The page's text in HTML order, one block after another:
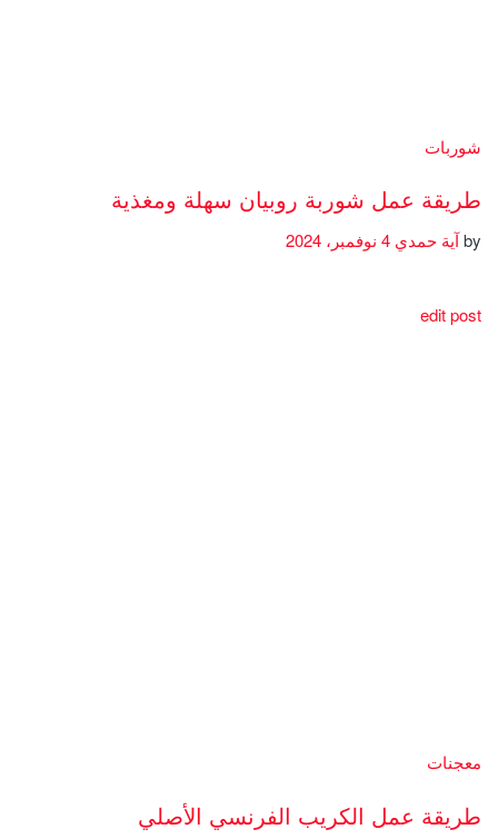
شوربات
طريقة عمل شوربة روبيان سهلة ومغذية
byآية حمدي
edit post
معجنات
طريقة عمل الكريب الفرنسي الأصلي